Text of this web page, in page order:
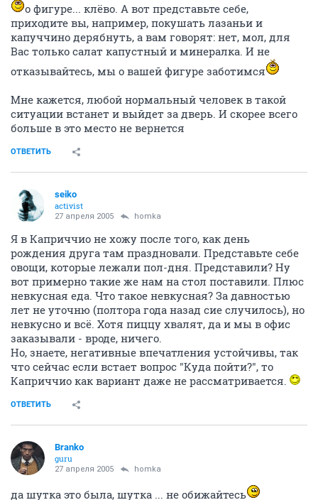
о фигуре... клёво. А вот представьте себе,
приходите вы, например, покушать лазаньи и
капуччино дерябнуть, а вам говорят: нет, мол, для
Вас только салат капустный и минералка. И не
отказывайтесь, мы о вашей фигуре заботимся
Мне кажется, любой нормальный человек в такой
ситуации встанет и выйдет за дверь. И скорее всего
больше в это место не вернется
ОТВЕТИТЬ
seiko
activist
27 апреля 2005 homka
Я в Каприччио не хожу после того, как день
рождения друга там праздновали. Представьте себе
овощи, которые лежали пол-дня. Представили? Ну
вот примерно такие же нам на стол поставили. Плюс
невкусная еда. Что такое невкусная? За давностью
лет не уточню (полтора года назад сие случилось), но
невкусно и всё. Хотя пиццу хвалят, да и мы в офис
заказывали - вроде, ничего.
Но, знаете, негативные впечатления устойчивы, так
что сейчас если встает вопрос "Куда пойти?", то
Каприччио как вариант даже не рассматривается.
ОТВЕТИТЬ
Branko
guru
27 апреля 2005 homka
да шутка это была, шутка ... не обижайтесь